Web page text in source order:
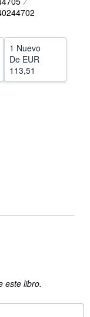
1 Nuevo
De EUR
113,51
este libro.